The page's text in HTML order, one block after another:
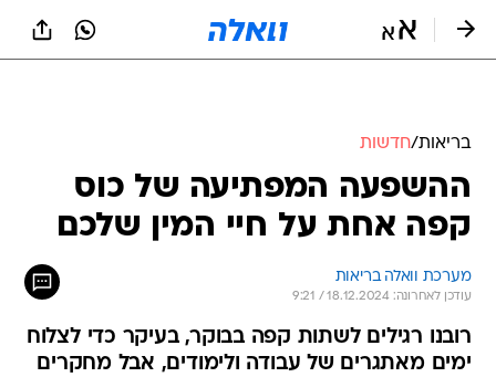
בריאות/חדשות
ההשפעה המפתיעה של כוס
קפה אחת על חיי המין שלכם
מערכת וואלה בריאות
עודכן לאחרונה: 18.12.2024 / 9:21
רובנו רגילים לשתות קפה בבוקר, בעיקר כדי לצלוח
ימים מאתגרים של עבודה ולימודים, אבל מחקרים